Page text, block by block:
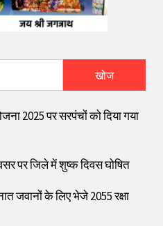
खोज
2025 पर सरपंचों को दिया गया
पर जिले में शुष्क दिवस घोषित
जवानों के लिए भेजे 2055 रक्षा